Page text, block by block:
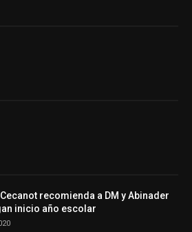
recomienda a DM y Abinader
inicio año escolar